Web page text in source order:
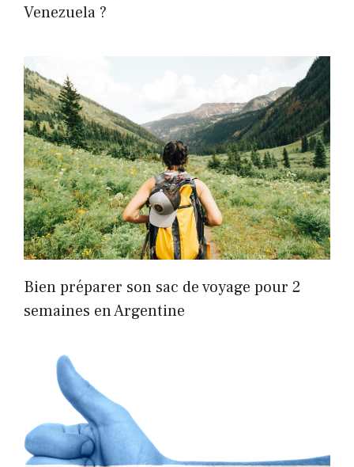
Venezuela ?
Bien préparer son sac de voyage pour 2
semaines en Argentine